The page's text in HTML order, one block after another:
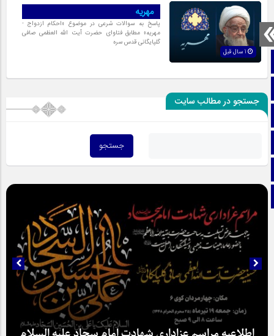
صفحه نخست
ایتا
اینستاگرام
تلگرام
مهریه
پاسخ به سوالات شرعی در موضوع «احکام ازدواج‏ -
مهریه‏» مطابق فتاوای حضرت آیت الله العظمی صافی
گلپایگانی قدس سره
جستجو در مطالب سایت